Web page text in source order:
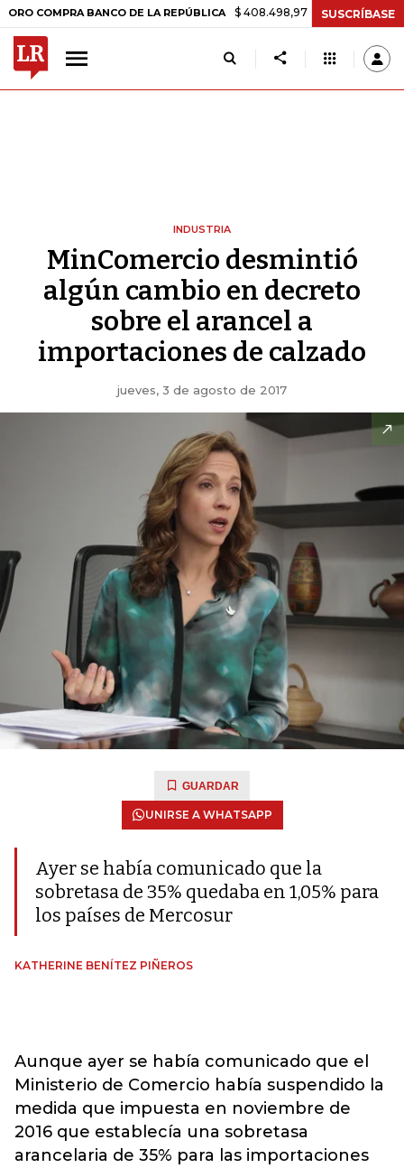
BANCO DE LA REPÚBLICA $ 408.498,97 +$ 8.753,81 +2,19%
SUSCRÍBASE
INDUSTRIA
MinComercio desmintió
algún cambio en decreto
sobre el arancel a
importaciones de calzado
jueves, 3 de agosto de 2017
GUARDAR
UNIRSE A WHATSAPP
Ayer se había comunicado que la
sobretasa de 35% quedaba en 1,05% para
los países de Mercosur
KATHERINE BENÍTEZ PIÑEROS
Aunque ayer se había comunicado que el
Ministerio de Comercio había suspendido la
medida que impuesta en noviembre de
2016 que establecía una sobretasa
arancelaria de 35% para las importaciones